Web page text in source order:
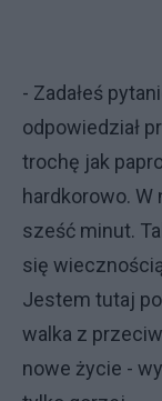
- Zadałeś
odpowiedział
trochę jak
hardkorowo.
sześć minut.
się
Jestem tutaj
walka z
nowe życie -